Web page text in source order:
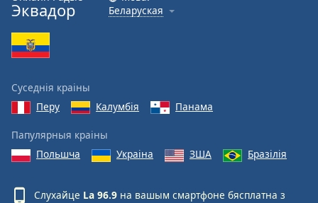
Font
Family
Done
Dialog
End
window.
Эквадор
Беларуская
Суседнія краіны
Перу
Калумбія Панама
Папулярныя краіны
Польшча
Украіна ЗША Бразілія
Слухайце La 96.9 на вашым смартфоне бясплатна з